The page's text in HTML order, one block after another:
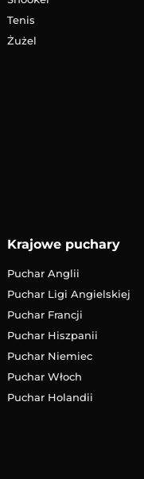
Tenis
Żużel
Krajowe puchary
Puchar Anglii
Puchar Ligi Angielskiej
Puchar Francji
Puchar Hiszpanii
Puchar Niemiec
Puchar Włoch
Puchar Holandii